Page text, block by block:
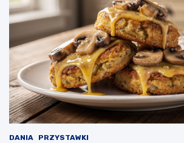
DANIA PRZYSTAWKI